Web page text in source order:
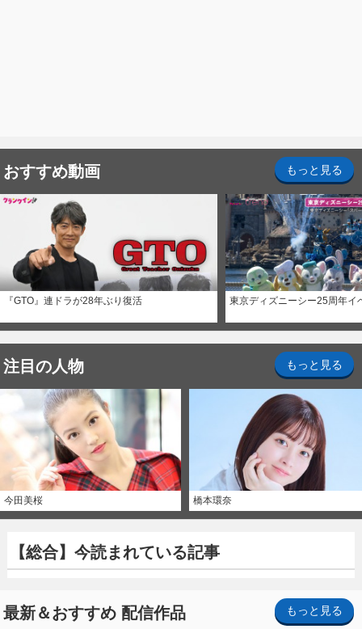
おすすめ動画 もっと見る
『GTO』連ドラが28年ぶり復活 東京ディズニーシー25周年イ
注目の人物 もっと見る
今田美桜 橋本環奈
【総合】今読まれている記事
最新＆おすすめ 配信作品 もっと見る